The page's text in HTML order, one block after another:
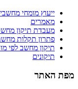
ייעוץ מומחי
מאמרים
מעבדת תיקון
פתרון תקלות
תיקון מחשב לפי
תיקונים
מפת האתר